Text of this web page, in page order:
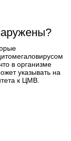
в организме
указывать на
к ЦМВ.